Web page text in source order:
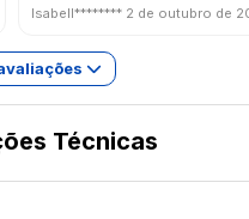
Isabell******** 2 de outubro de
Técnicas